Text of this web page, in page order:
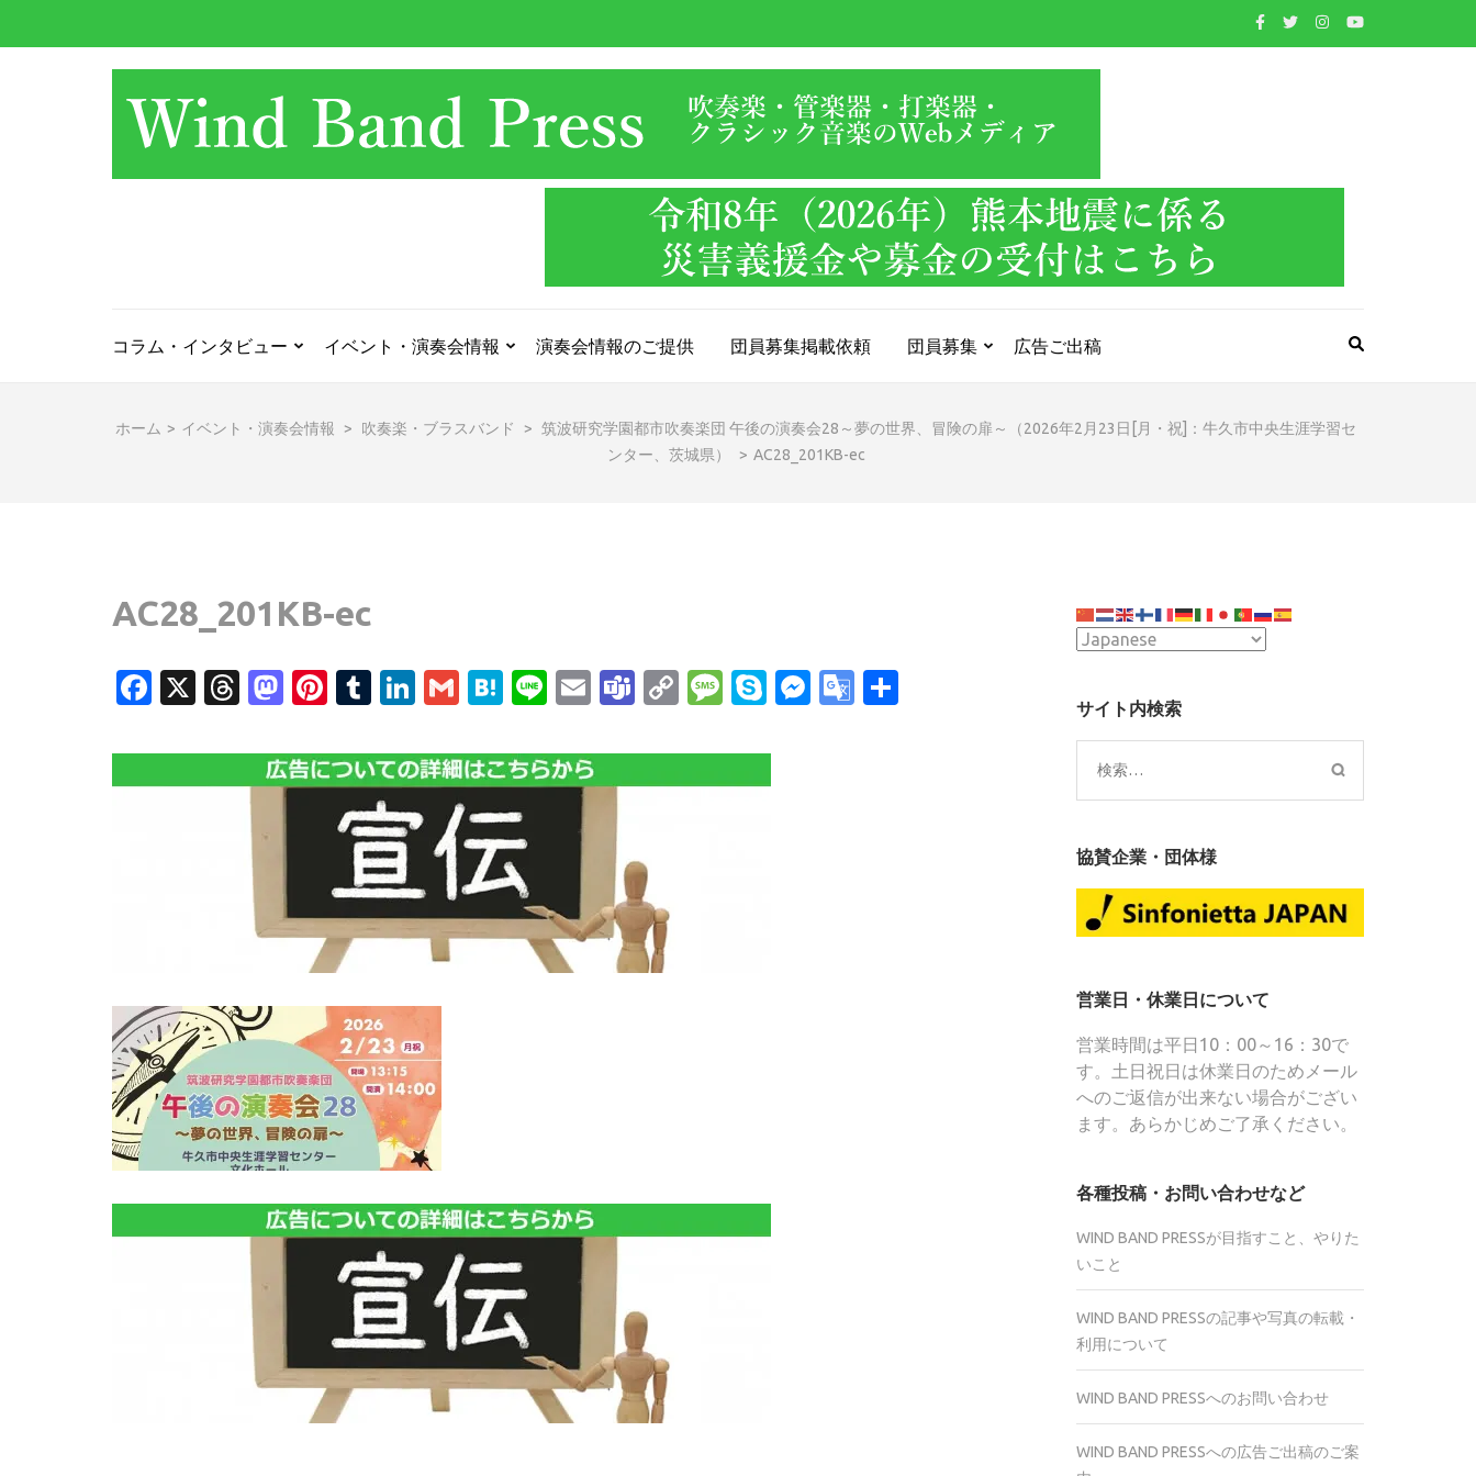
PRESS
コラム・インタビュー イベント・演奏会情報 演奏会情報のご提供 団員募集掲載依頼 団員募集 広告ご出稿
ホーム > イベント・演奏会情報 > 吹奏楽・ブラスバンド > 筑波研究学園都市吹奏楽団 午後の演奏会28～夢の世界、冒険の扉～（2026年2月23日[月・祝]：牛久市中央生涯学習セ
ンター、茨城県）
> AC28_201KB-ec
AC28_201KB-ec
Facebook
X Threads
Mastodon
Pinterest
Tumblr
LinkedIn
GmailHatena
LineEmailTeams
CopyMessage
SkypeMessenger
Google
サイト内検索
検
索:
協賛企業・団体様
営業日・休業日について
営業時間は平日10：00～16：30で
す。土日祝日は休業日のためメール
へのご返信が出来ない場合がござい
ます。あらかじめご了承ください。
各種投稿・お問い合わせなど
WIND BAND PRESSが目指すこと、やりた
いこと
WIND BAND PRESSの記事や写真の転載・
利用について
WIND BAND PRESSへのお問い合わせ
WIND BAND PRESSへの広告ご出稿のご案